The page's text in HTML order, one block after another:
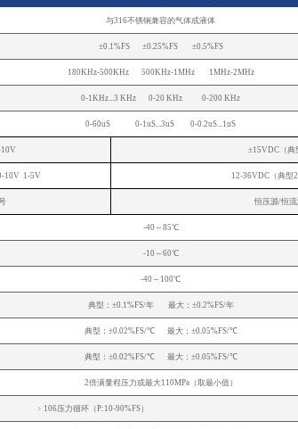
与316不锈钢兼容的气体或液体
±0.1%FS ±0.25%FS ±0.5%FS
180KHz-500KHz 500KHz-1MHz 1MHz-2MHz
0-1KHz...3 KHz 0-20 KHz 0-200 KHz
0-60uS 0-1uS...3uS 0-0.2uS...1uS
±15VDC（典
10V 1-5V 12-36VDC（典型
恒压源/恒流
-40～85℃
-10～60℃
-40～100℃
典型：±0.1%FS/年 最大：±0.2%FS/年
典型：±0.02%FS/℃ 最大：±0.05%FS/℃
典型：±0.02%FS/℃ 最大：±0.05%FS/℃
2倍满量程压力或最大110MPa（取最小值）
﹥106压力循环（P:10-90%FS）